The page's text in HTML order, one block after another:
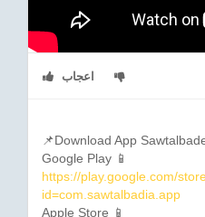
اعجاب
📌Download App
Google Play 📱
https://play.google.com/
id=com.sawtalbadia.app
Apple Store 📱